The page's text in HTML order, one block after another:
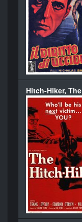
Hitch-Hiker, The